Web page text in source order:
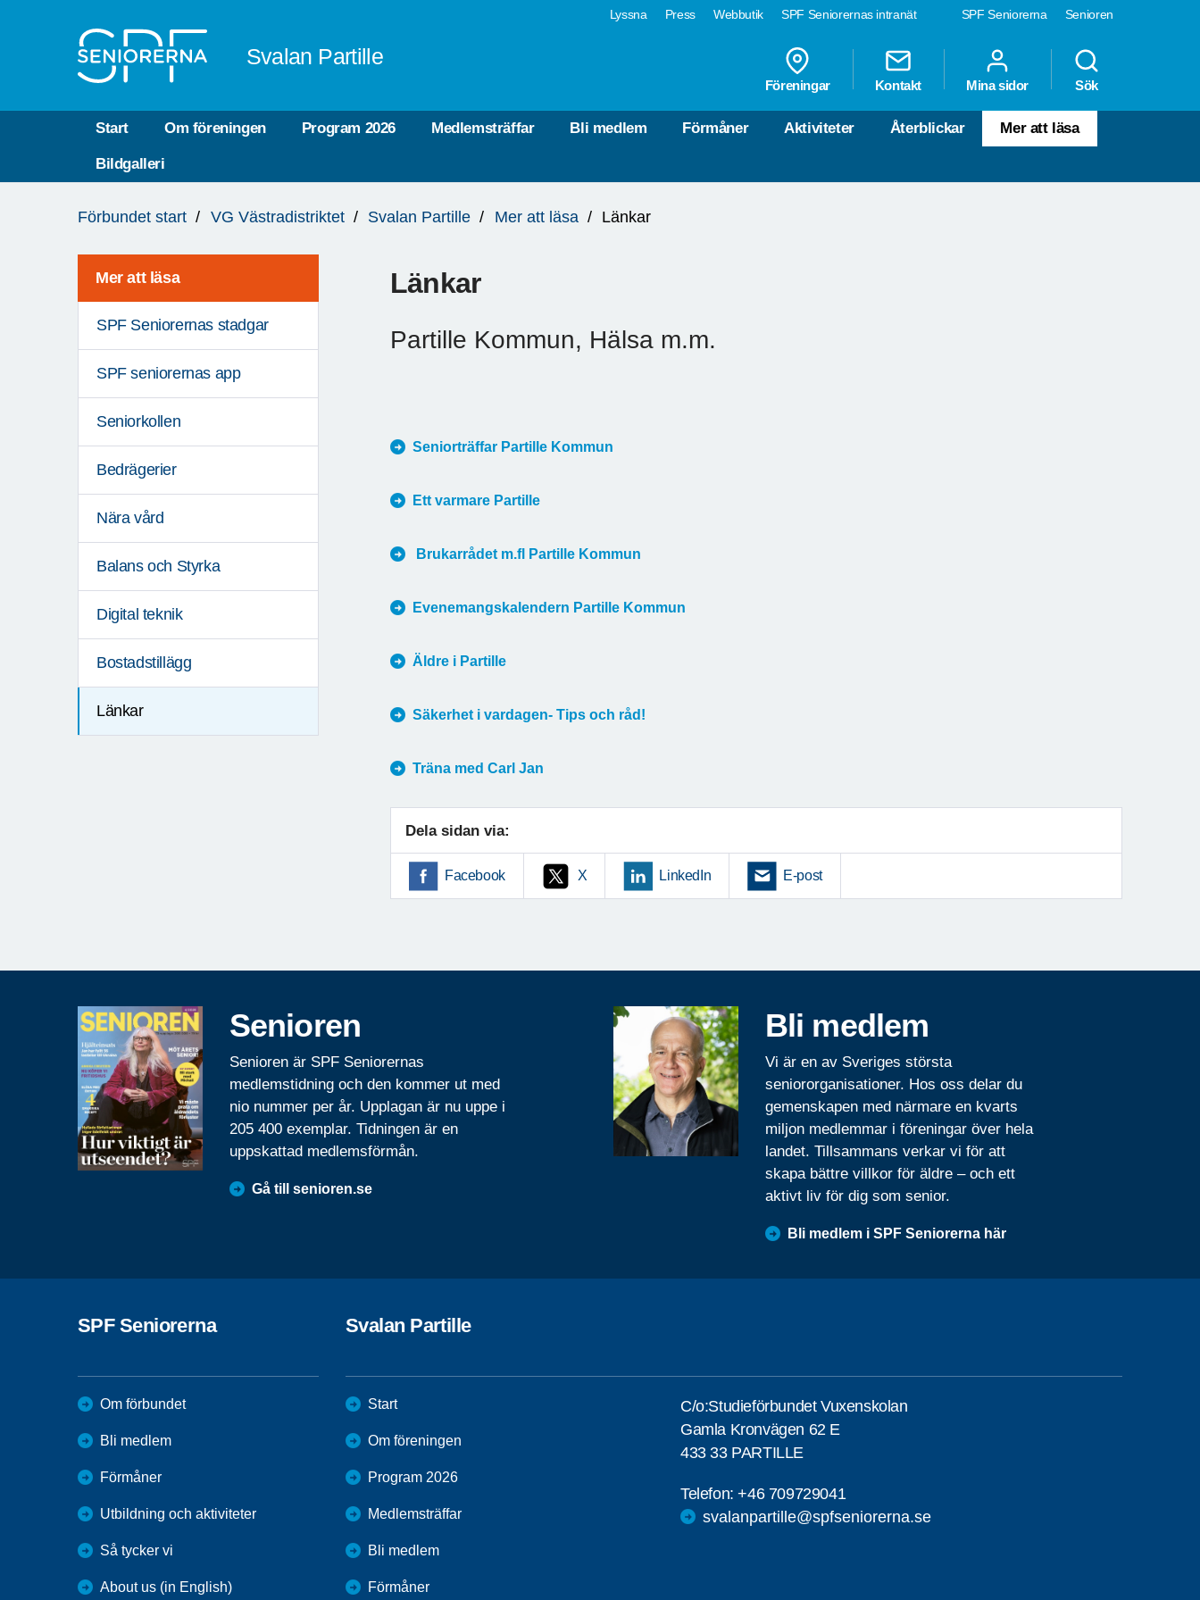
SPF Seniorerna Senioren
Lyssna Press Webbutik SPF Seniorernas intranät
Svalan Partille
Föreningar Kontakt Mina sidor Sök
Start Om föreningen Program 2026 Medlemsträffar Bli medlem Förmåner Aktiviteter Återblickar Mer att läsa
Bildgalleri
är
Förbundet start VG Västradistriktet Svalan Partille Mer att läsa Länkar
Mer att läsa
SPF Seniorernas stadgar
SPF seniorernas app
Seniorkollen
Bedrägerier
Nära vård
Balans och Styrka
Digital teknik
Bostadstillägg
Länkar
Länkar
Partille Kommun, Hälsa m.m.
Seniorträffar Partille Kommun
Ett varmare Partille
Brukarrådet m.fl Partille Kommun
Evenemangskalendern Partille Kommun
Äldre i Partille
Säkerhet i vardagen- Tips och råd!
Träna med Carl Jan
Dela sidan via:
Facebook X LinkedIn E-post
Senioren
Senioren är SPF Seniorernas
medlemstidning och den kommer ut med
nio nummer per år. Upplagan är nu uppe i
205 400 exemplar. Tidningen är en
uppskattad medlemsförmån.
Gå till senioren.se
Bli medlem
Vi är en av Sveriges största
seniororganisationer. Hos oss delar du
gemenskapen med närmare en kvarts
miljon medlemmar i föreningar över hela
landet. Tillsammans verkar vi för att
skapa bättre villkor för äldre – och ett
aktivt liv för dig som senior.
Bli medlem i SPF Seniorerna här
SPF Seniorerna
Om förbundet
Bli medlem
Förmåner
Utbildning och aktiviteter
Så tycker vi
About us (in English)
Svalan Partille
Start
Om föreningen
Program 2026
Medlemsträffar
Bli medlem
Förmåner
C/o:Studieförbundet Vuxenskolan
Gamla Kronvägen 62 E
433 33 PARTILLE
Telefon:+46 709729041
svalanpartille@spfseniorerna.se